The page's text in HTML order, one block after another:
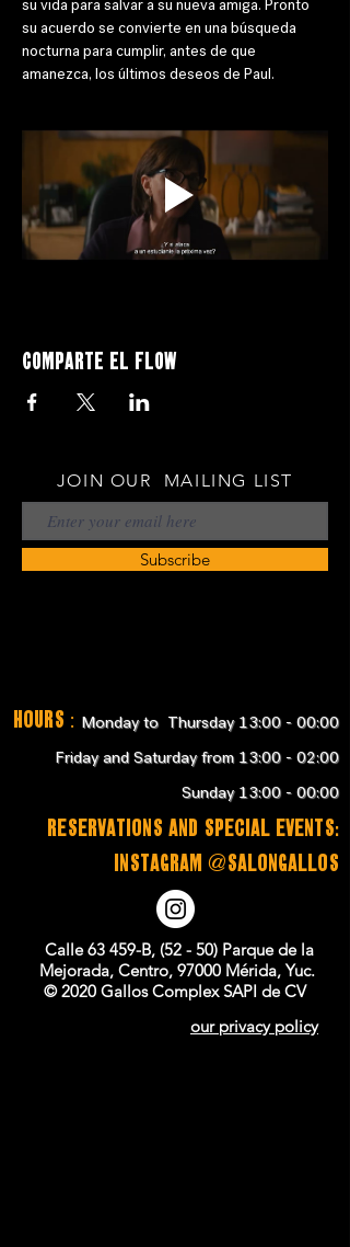
su vida para salvar a su nueva amiga. Pronto
su acuerdo se convierte en una búsqueda
nocturna para cumplir, antes de que
amanezca, los últimos deseos de Paul.
Comparte el flow
JOIN OUR MAILING LIST
Subscribe
Hours : Monday to Thursday 13:00 - 00:00
Friday and Saturday from 13:00 - 02:00
Sunday 13:00 - 00:00
RESERVATIONS and SPECIAL EVENTS:
instagram @salongallos
Calle 63 459-B, (52 - 50) Parque de la
Mejorada, Centro, 97000 Mérida, Yuc.
© 2020 Gallos Complex SAPI de CV
our privacy policy